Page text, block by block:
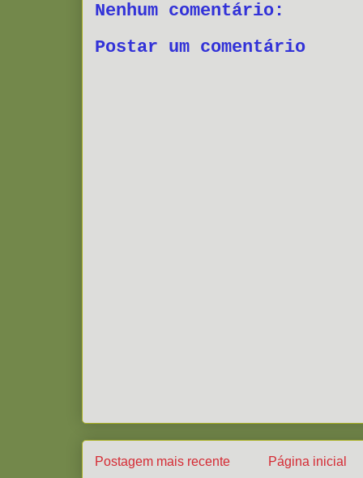
Nenhum comentário:
Postar um comentário
Postagem mais recente Página inicial